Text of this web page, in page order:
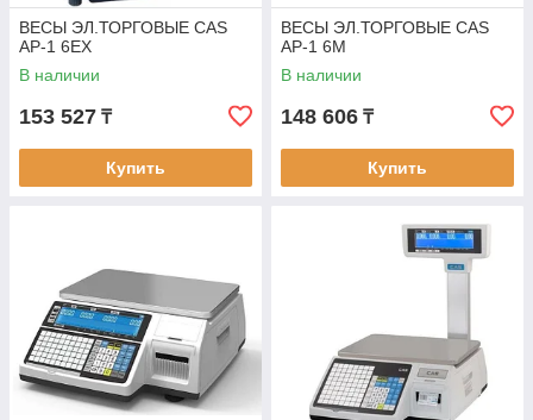
ВЕСЫ ЭЛ.ТОРГОВЫЕ CAS
AP-1 6EX
В наличии
153 527 ₸
Купить
ВЕСЫ ЭЛ.ТОРГОВЫЕ CAS
AP-1 6M
В наличии
148 606 ₸
Купить